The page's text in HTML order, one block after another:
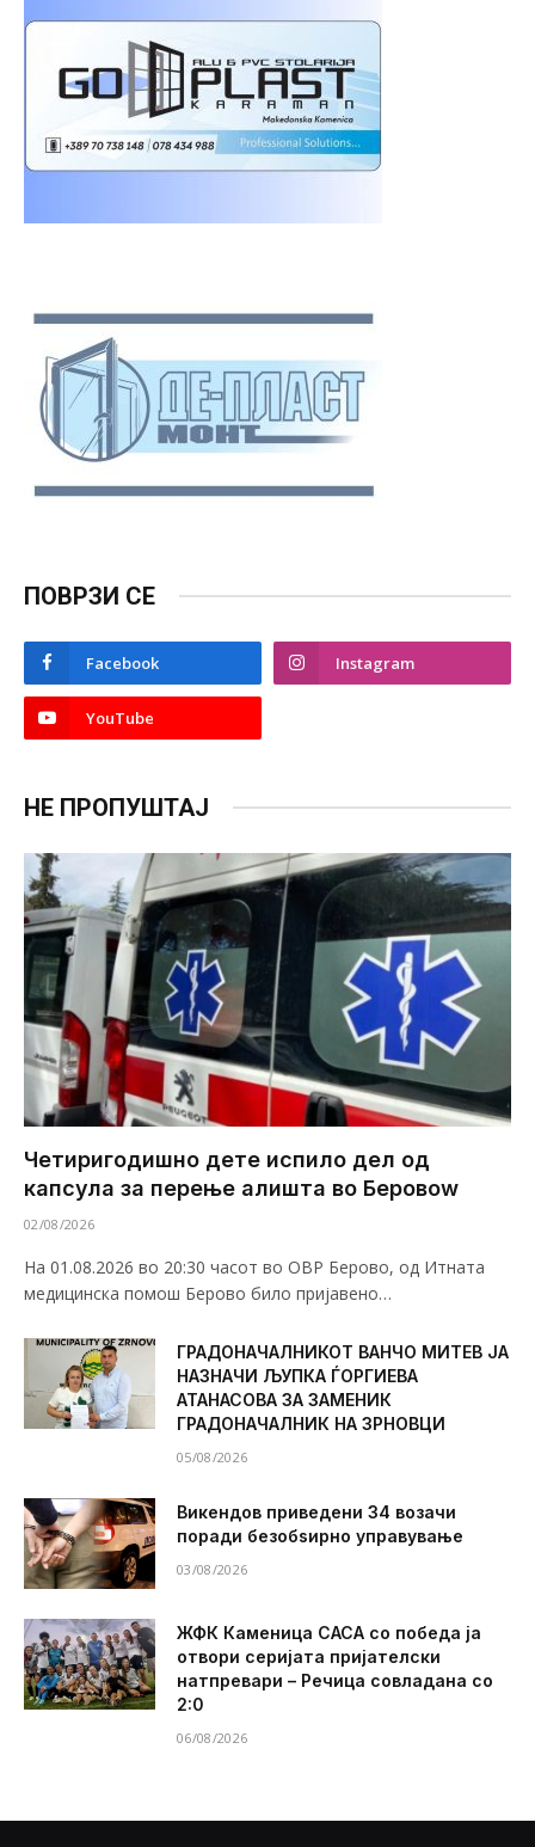
ПОВРЗИ СЕ
Facebook Instagram
YouTube
НЕ ПРОПУШТАЈ
Четиригодишно дете испило дел од
капсула за перење алишта во Беровоw
02/08/2026
На 01.08.2026 во 20:30 часот во ОВР Берово, од Итната
медицинска помош Берово било пријавено…
ГРАДОНАЧАЛНИКОТ ВАНЧО МИТЕВ ЈА
НАЗНАЧИ ЉУПКА ЃОРГИЕВА
АТАНАСОВА ЗА ЗАМЕНИК
ГРАДОНАЧАЛНИК НА ЗРНОВЦИ
05/08/2026
Викендов приведени 34 возачи
поради безобѕирно управување
03/08/2026
ЖФК Каменица САСА со победа ја
отвори серијата пријателски
натпревари – Речица совладана со
2:0
06/08/2026